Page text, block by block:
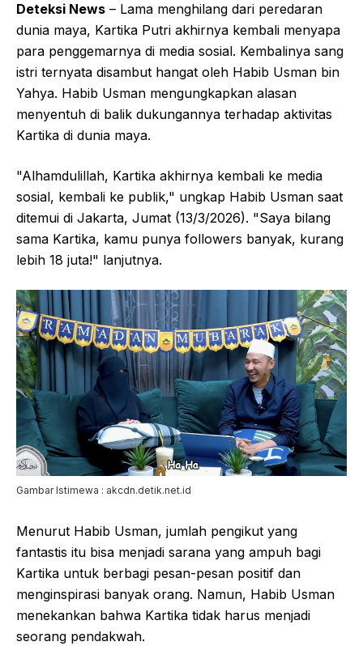
Deteksi News – Lama menghilang dari peredaran
dunia maya, Kartika Putri akhirnya kembali menyapa
para penggemarnya di media sosial. Kembalinya sang
istri ternyata disambut hangat oleh Habib Usman bin
Yahya. Habib Usman mengungkapkan alasan
menyentuh di balik dukungannya terhadap aktivitas
Kartika di dunia maya.
"Alhamdulillah, Kartika akhirnya kembali ke media
sosial, kembali ke publik," ungkap Habib Usman saat
ditemui di Jakarta, Jumat (13/3/2026). "Saya bilang
sama Kartika, kamu punya followers banyak, kurang
lebih 18 juta!" lanjutnya.
Gambar Istimewa : akcdn.detik.net.id
Menurut Habib Usman, jumlah pengikut yang
fantastis itu bisa menjadi sarana yang ampuh bagi
Kartika untuk berbagi pesan-pesan positif dan
menginspirasi banyak orang. Namun, Habib Usman
menekankan bahwa Kartika tidak harus menjadi
seorang pendakwah.